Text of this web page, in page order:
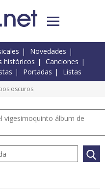
Novedades
históricos
Canciones
Portadas Listas
oscuros
vigesimoquinto álbum de